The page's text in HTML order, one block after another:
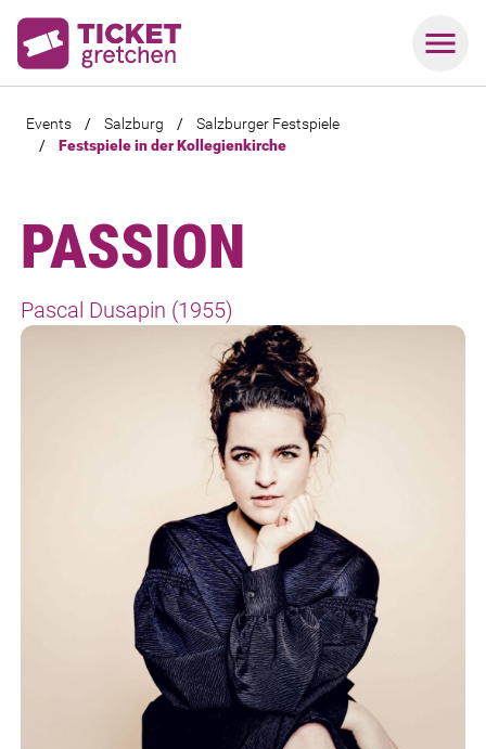
Events / Salzburg /
Salzburger Festspiele
/
Festspiele in der Kollegienkirche
PASSION
Pascal Dusapin (1955)